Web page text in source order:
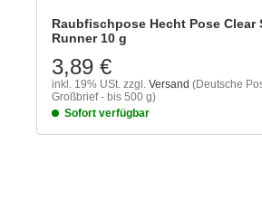
Raubfischpose Hecht Pose Clear
Runner 10 g
3,89 €
inkl. 19% USt. zzgl. Versand (Deutsche
Großbrief - bis 500 g)
Sofort verfügbar